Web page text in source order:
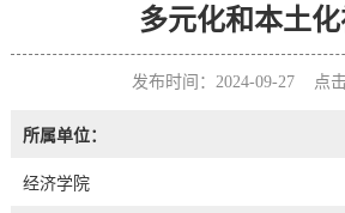
多元化和本土
发布时间：2024-09-27 点击
所属单位：
经济学院